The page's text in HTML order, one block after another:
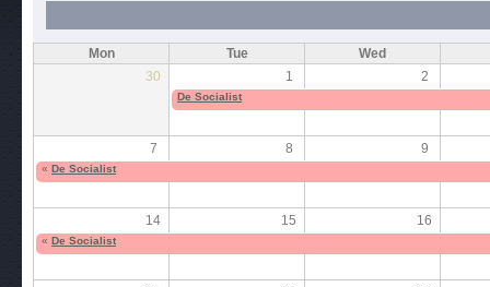
Mon Tue
Wed
30
1 2
De Socialist
7 8 9
« De Socialist
14 15 16
« De Socialist